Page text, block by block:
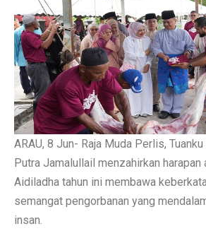
ARAU, 8 Jun- Raja Muda Perlis,
Putra Jamalullail menzahirkan harapan
Aidiladha tahun ini membawa
semangat pengorbanan yang
insan.